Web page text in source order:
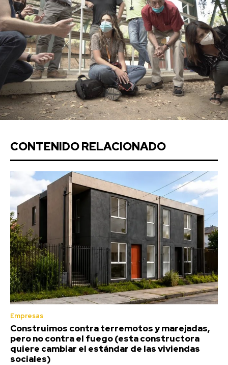
CONTENIDO RELACIONADO
Empresas
Construimos contra terremotos y marejadas,
pero no contra el fuego (esta constructora
quiere cambiar el estándar de las viviendas
sociales)